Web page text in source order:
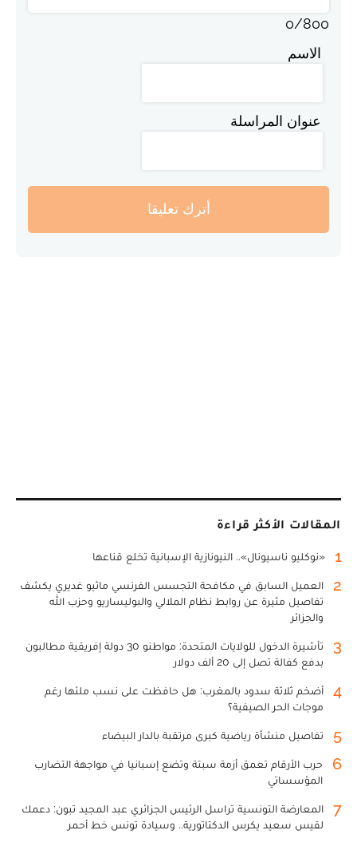
0/800
الاسم
عنوان المراسلة
أترك تعليقا
المقالات الأكثر قراءة
1 «نوكليو ناسيونال».. النيونازية الإسبانية تخلع قناعها
2
العميل السابق في مكافحة التجسس الفرنسي ماثيو غديري يكشف
تفاصيل مثيرة عن روابط نظام الملالي والبوليساريو وحزب الله
والجزائر
3
تأشيرة الدخول للولايات المتحدة: مواطنو 30 دولة إفريقية مطالبون
بدفع كفالة تصل إلى 20 ألف دولار
4
أضخم ثلاثة سدود بالمغرب: هل حافظت على نسب ملئها رغم
موجات الحر الصيفية؟
5 تفاصيل منشأة رياضية كبرى مرتقبة بالدار البيضاء
6
حرب الأرقام تعمق أزمة سبتة وتضع إسبانيا في مواجهة التضارب
المؤسساتي
7
المعارضة التونسية تراسل الرئيس الجزائري عبد المجيد تبون: دعمك
لقيس سعيد يكرس الدكتاتورية.. وسيادة تونس خط أحمر